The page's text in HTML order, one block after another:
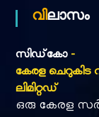
വിലാസം
സിഡ്‌കോ -
കേരള
ലിമിറ്റഡ്
ഒരു കേരള